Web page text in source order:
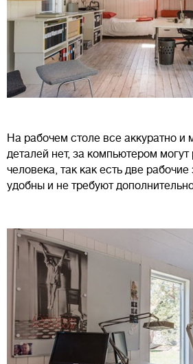
На рабочем столе все аккуратно
деталей нет, за компьютером могут
человека, так как есть две
удобны и не требуют